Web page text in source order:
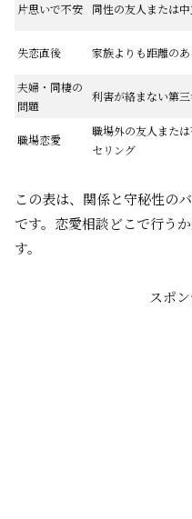
片思いで不安 同性の友人または
失恋直後 家族よりも距離のあ
夫婦・同棲の
問題
利害が絡まない第
職場恋愛
職場外の友人また
セリング
この表は、関係と守秘性の
です。恋愛相談どこで行う
す。
スポ